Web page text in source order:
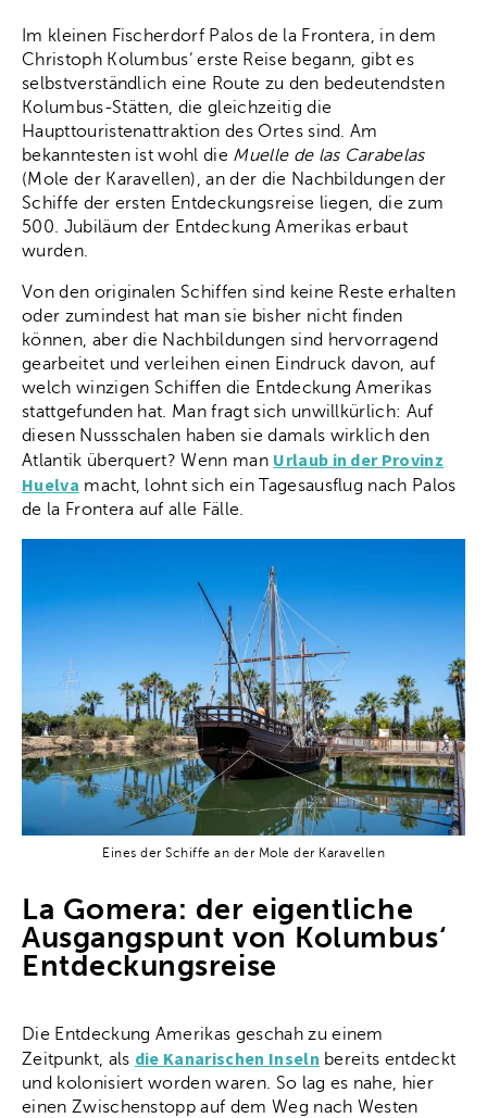
Im kleinen Fischerdorf Palos de la Frontera, in dem
Christoph Kolumbus‘ erste Reise begann, gibt es
selbstverständlich eine Route zu den bedeutendsten
Kolumbus-Stätten, die gleichzeitig die
Haupttouristenattraktion des Ortes sind. Am
bekanntesten ist wohl die Muelle de las Carabelas
(Mole der Karavellen), an der die Nachbildungen der
Schiffe der ersten Entdeckungsreise liegen, die zum
500. Jubiläum der Entdeckung Amerikas erbaut
wurden.
Von den originalen Schiffen sind keine Reste erhalten
oder zumindest hat man sie bisher nicht finden
können, aber die Nachbildungen sind hervorragend
gearbeitet und verleihen einen Eindruck davon, auf
welch winzigen Schiffen die Entdeckung Amerikas
stattgefunden hat. Man fragt sich unwillkürlich: Auf
diesen Nussschalen haben sie damals wirklich den
Atlantik überquert? Wenn man Urlaub in der Provinz
Huelva macht, lohnt sich ein Tagesausflug nach Palos
de la Frontera auf alle Fälle.
Eines der Schiffe an der Mole der Karavellen
La Gomera: der eigentliche
Ausgangspunt von Kolumbus‘
Entdeckungsreise
Die Entdeckung Amerikas geschah zu einem
Zeitpunkt, als die Kanarischen Inseln bereits entdeckt
und kolonisiert worden waren. So lag es nahe, hier
einen Zwischenstopp auf dem Weg nach Westen